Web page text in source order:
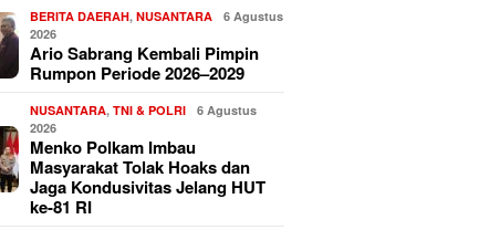
BERITA DAERAH,NUSANTARA
6 Agustus
2026
Ario Sabrang Kembali Pimpin
Rumpon Periode 2026–2029
NUSANTARA,TNI & POLRI
6 Agustus
2026
Menko Polkam Imbau
Masyarakat Tolak Hoaks dan
Jaga Kondusivitas Jelang HUT
ke-81 RI